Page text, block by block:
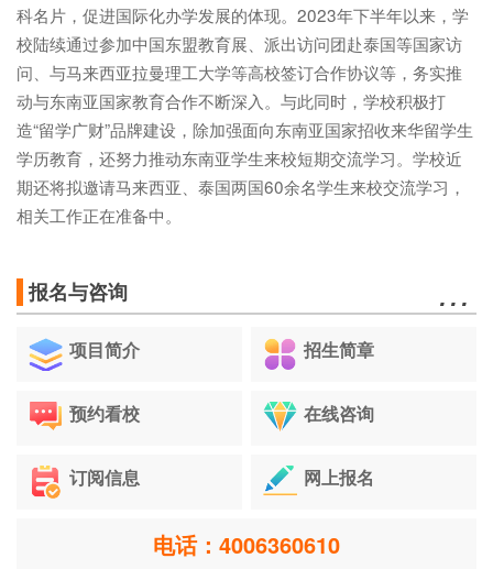
报名与咨询 …
项目简介 招生简章
预约看校 在线咨询
订阅信息 网上报名
电话：4006360610
科名片，促进国际化办学发展的体现。2023年下半年以来，学
校陆续通过参加中国东盟教育展、派出访问团赴泰国等国家访
问、与马来西亚拉曼理工大学等高校签订合作协议等，务实推
动与东南亚国家教育合作不断深入。与此同时，学校积极打
造“留学广财”品牌建设，除加强面向东南亚国家招收来华留学生
学历教育，还努力推动东南亚学生来校短期交流学习。学校近
期还将拟邀请马来西亚、泰国两国60余名学生来校交流学习，
相关工作正在准备中。